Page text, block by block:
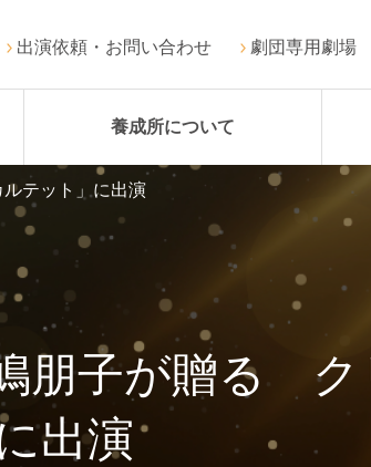
出演依頼・お問い合わせ 劇団専用劇場
養成所について
朋子が贈る ク
出演
テット」に出演